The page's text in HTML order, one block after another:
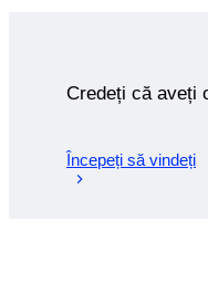
Credeți că aveți
Începeți să vindeți